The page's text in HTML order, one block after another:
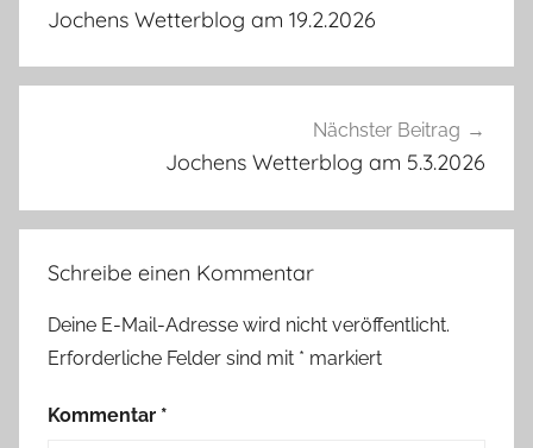
Jochens Wetterblog am 19.2.2026
Nächster Beitrag
Jochens Wetterblog am 5.3.2026
Schreibe einen Kommentar
Deine E-Mail-Adresse wird nicht veröffentlicht.
Erforderliche Felder sind mit * markiert
Kommentar *